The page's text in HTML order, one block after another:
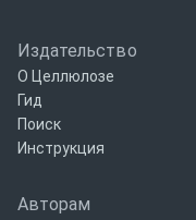
Издательство
О Целлюлозе
Гид
Поиск
Инструкция
Авторам